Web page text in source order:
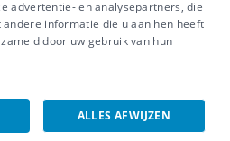
advertentie- en analysepartners, die
informatie die u aan hen heeft
door uw gebruik van hun
ALLES AFWIJZEN